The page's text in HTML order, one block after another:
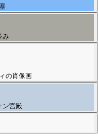
み
の肖像画
ン宮殿